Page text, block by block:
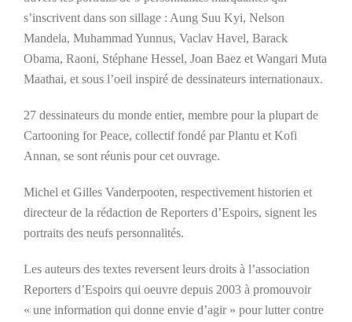
s’inscrivent dans son sillage : Aung Suu Kyi, Nelson
Mandela, Muhammad Yunnus, Vaclav Havel, Barack
Obama, Raoni, Stéphane Hessel, Joan Baez et Wangari Muta
Maathai, et sous l’oeil inspiré de dessinateurs internationaux.
27 dessinateurs du monde entier, membre pour la plupart de
Cartooning for Peace, collectif fondé par Plantu et Kofi
Annan, se sont réunis pour cet ouvrage.
Michel et Gilles Vanderpooten, respectivement historien et
directeur de la rédaction de Reporters d’Espoirs, signent les
portraits des neufs personnalités.
Les auteurs des textes reversent leurs droits à l’association
Reporters d’Espoirs qui oeuvre depuis 2003 à promouvoir
« une information qui donne envie d’agir » pour lutter contre